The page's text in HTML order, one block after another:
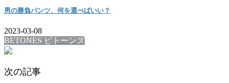
男の勝負パンツ、何を選べばいい？
2023-03-08
BETONES ビトーンズ
次の記事